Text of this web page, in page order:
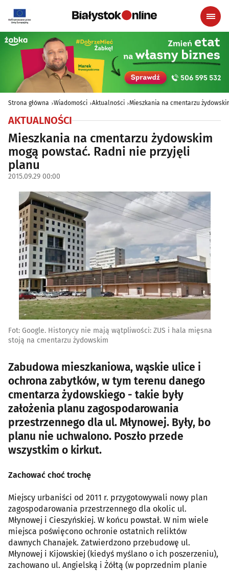
Strona główna Wiadomości Aktualności Mieszkania na cmentarzu
AKTUALNOŚCI
Mieszkania na cmentarzu żydowskim
mogą powstać. Radni nie przyjęli
planu
2015.09.29 00:00
Fot: Google. Historycy nie mają wątpliwości: ZUS i hala mięsna
stoją na cmentarzu żydowskim
Zabudowa mieszkaniowa, wąskie ulice i
ochrona zabytków, w tym terenu danego
cmentarza żydowskiego - takie były
założenia planu zagospodarowania
przestrzennego dla ul. Młynowej. Były, bo
planu nie uchwalono. Poszło przede
wszystkim o kirkut.
Zachować choć trochę
Miejscy urbaniści od 2011 r. przygotowywali nowy plan
zagospodarowania przestrzennego dla okolic ul.
Młynowej i Cieszyńskiej. W końcu powstał. W nim wiele
miejsca poświęcono ochronie ostatnich reliktów
dawnych Chanajek. Zatwierdzono przebudowę ul.
Młynowej i Kijowskiej (kiedyś myślano o ich poszerzeniu),
zachowano ul. Angielską i Żółtą (w poprzednim planie